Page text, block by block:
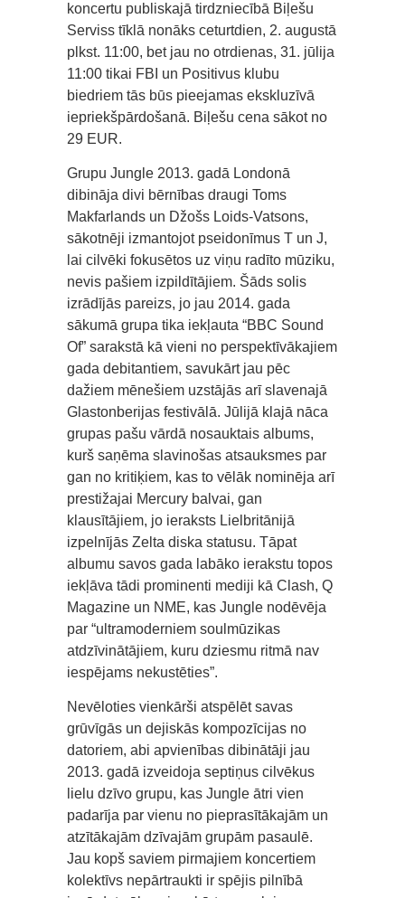
koncertu publiskajā tirdzniecībā Biļešu
Serviss tīklā nonāks ceturtdien, 2. augustā
plkst. 11:00, bet jau no otrdienas, 31. jūlija
11:00 tikai FBI un Positivus klubu
biedriem tās būs pieejamas ekskluzīvā
iepriekšpārdošanā. Biļešu cena sākot no
29 EUR.
Grupu Jungle 2013. gadā Londonā
dibināja divi bērnības draugi Toms
Makfarlands un Džošs Loids-Vatsons,
sākotnēji izmantojot pseidonīmus T un J,
lai cilvēki fokusētos uz viņu radīto mūziku,
nevis pašiem izpildītājiem. Šāds solis
izrādījās pareizs, jo jau 2014. gada
sākumā grupa tika iekļauta “BBC Sound
Of” sarakstā kā vieni no perspektīvākajiem
gada debitantiem, savukārt jau pēc
dažiem mēnešiem uzstājās arī slavenajā
Glastonberijas festivālā. Jūlijā klajā nāca
grupas pašu vārdā nosauktais albums,
kurš saņēma slavinošas atsauksmes par
gan no kritiķiem, kas to vēlāk nominēja arī
prestižajai Mercury balvai, gan
klausītājiem, jo ieraksts Lielbritānijā
izpelnījās Zelta diska statusu. Tāpat
albumu savos gada labāko ierakstu topos
iekļāva tādi prominenti mediji kā Clash, Q
Magazine un NME, kas Jungle nodēvēja
par “ultramoderniem soulmūzikas
atdzīvinātājiem, kuru dziesmu ritmā nav
iespējams nekustēties”.
Nevēloties vienkārši atspēlēt savas
grūvīgās un dejiskās kompozīcijas no
datoriem, abi apvienības dibinātāji jau
2013. gadā izveidoja septiņus cilvēkus
lielu dzīvo grupu, kas Jungle ātri vien
padarīja par vienu no pieprasītākajām un
atzītākajām dzīvajām grupām pasaulē.
Jau kopš saviem pirmajiem koncertiem
kolektīvs nepārtraukti ir spējis pilnībā